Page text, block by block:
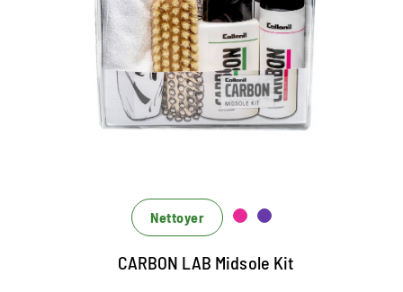
semelle intermédiaire
Contient le nettoyeur de semelle intermédiaire et le
scellant intermédiaire de la série de laboratoires de
carbone
qu'un bloqueur de saleté
Nettoyer
CARBON LAB Midsole Kit